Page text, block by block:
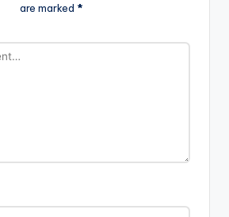
are marked *